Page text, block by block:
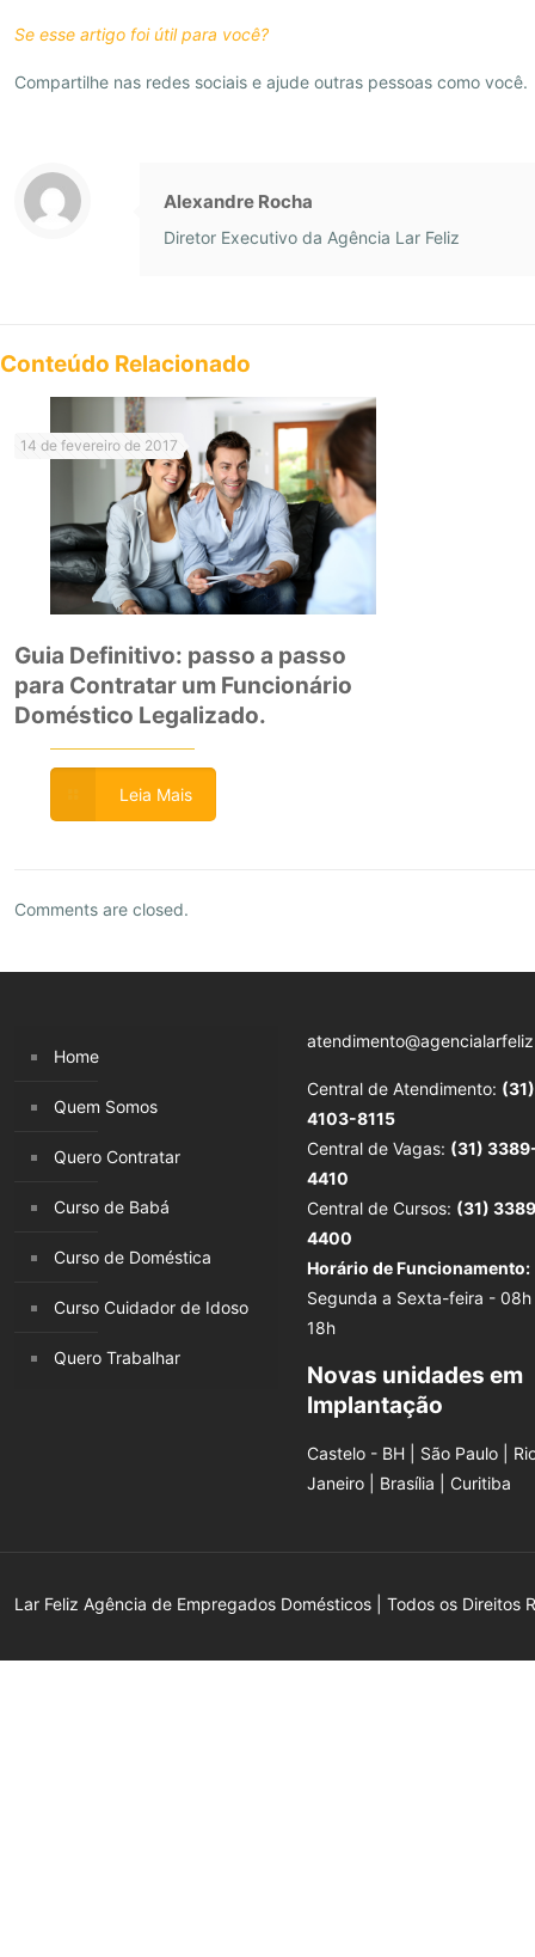
Se esse artigo foi útil para você?
Compartilhe nas redes sociais e ajude outras pessoas como você.
Alexandre Rocha
Diretor Executivo da Agência Lar Feliz
Conteúdo Relacionado
14 de fevereiro de 2017
Guia Definitivo: passo a passo
para Contratar um Funcionário
Doméstico Legalizado.
Leia Mais
Comments are closed.
Home
Quem Somos
Quero Contratar
Curso de Babá
Curso de Doméstica
Curso Cuidador de Idoso
Quero Trabalhar
Central de Atendimento: (31)
4103-8115
Central de Vagas: (31)
4410
Central de Cursos: (31)
4400
Horário de Funcionamento:
Segunda a Sexta-feira - 08h
18h
Novas unidades em
Implantação
Castelo - BH | São Paulo |
Janeiro | Brasília | Curitiba
Lar Feliz Agência de Empregados Domésticos | Todos os Direitos